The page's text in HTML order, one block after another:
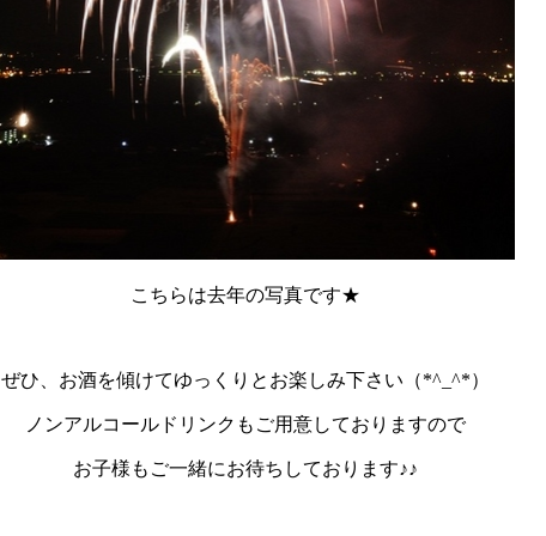
こちらは去年の写真です★
ぜひ、お酒を傾けてゆっくりとお楽しみ下さい（*^_^*）
ノンアルコールドリンクもご用意しておりますので
お子様もご一緒にお待ちしております♪♪